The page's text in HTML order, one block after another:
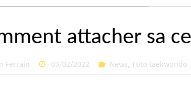
attacher sa
Ferrain 03/02/2022 News, Tuto taekwondo